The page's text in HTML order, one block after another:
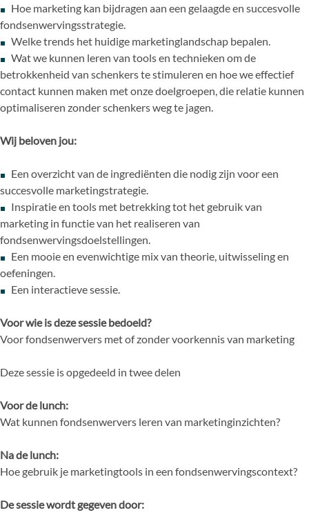
Hoe marketing kan bijdragen aan een gelaagde en succesvolle
fondsenwervingsstrategie.
Welke trends het huidige marketinglandschap bepalen.
Wat we kunnen leren van tools en technieken om de
betrokkenheid van schenkers te stimuleren en hoe we effectief
contact kunnen maken met onze doelgroepen, die relatie kunnen
optimaliseren zonder schenkers weg te jagen.
Wij beloven jou:
Een overzicht van de ingrediënten die nodig zijn voor een
succesvolle marketingstrategie.
Inspiratie en tools met betrekking tot het gebruik van
marketing in functie van het realiseren van
fondsenwervingsdoelstellingen.
Een mooie en evenwichtige mix van theorie, uitwisseling en
oefeningen.
Een interactieve sessie.
Voor wie is deze sessie bedoeld?
Voor fondsenwervers met of zonder voorkennis van marketing
Deze sessie is opgedeeld in twee delen
Voor de lunch:
Wat kunnen fondsenwervers leren van marketinginzichten?
Na de lunch:
Hoe gebruik je marketingtools in een fondsenwervingscontext?
De sessie wordt gegeven door: